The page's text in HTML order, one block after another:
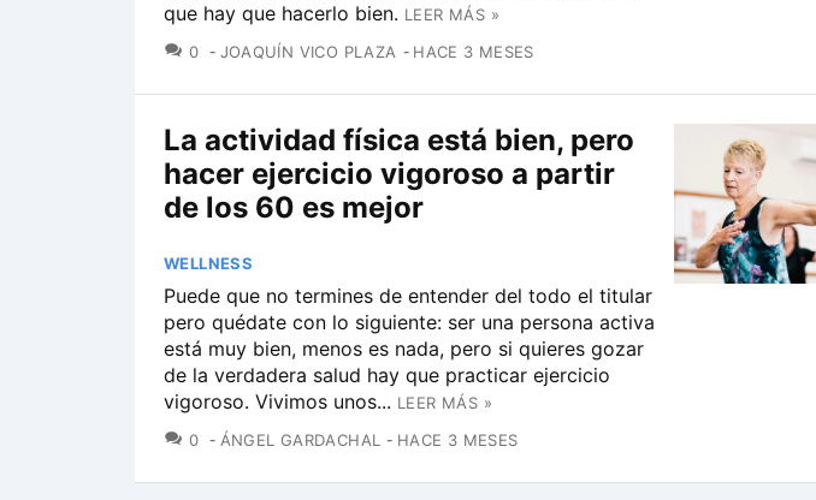
que hay que hacerlo bien. LEER MÁS »
0 COMENTARIOS
JOAQUÍN VICO PLAZA HACE 3 MESES
La actividad física está bien, pero
hacer ejercicio vigoroso a partir
de los 60 es mejor
WELLNESS
Puede que no termines de entender del todo el titular
pero quédate con lo siguiente: ser una persona activa
está muy bien, menos es nada, pero si quieres gozar
de la verdadera salud hay que practicar ejercicio
vigoroso. Vivimos unos... LEER MÁS »
0 COMENTARIOS
ÁNGEL GARDACHAL HACE 3 MESES